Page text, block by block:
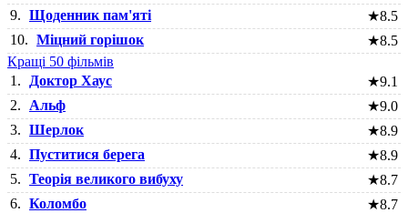
9. Щоденник пам'яті ★8.5
10. Міцний горішок ★8.5
Кращі 50 фільмів
1.
Доктор Хаус ★9.1
2.
Альф ★9.0
3. Шерлок ★8.9
4. Пуститися берега ★8.9
5. Теорія великого вибуху ★8.7
6. Коломбо ★8.7